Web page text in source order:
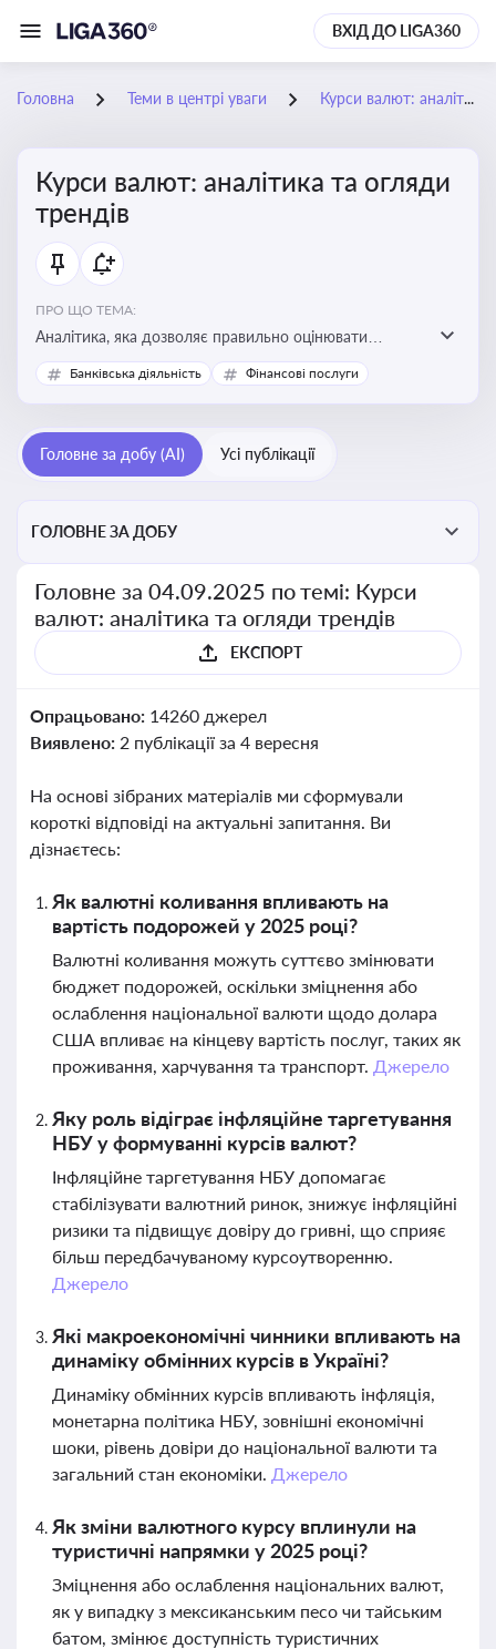
ВХІД ДО LIGA360
Головна Теми в центрі уваги Курси валют: аналітика та огляди трендів
Курси валют: аналітика та огляди
трендів
ПРО ЩО ТЕМА:
Аналітика, яка дозволяє правильно оцінювати
фінансові ризики та планувати витрати. Зміни в
курсах валют можуть вплинути на собівартість
Банківська діяльність Фінансові послуги
Головне за добу (AI) Усі публікації
ГОЛОВНЕ ЗА ДОБУ
Головне за 04.09.2025 по темі: Курси
валют: аналітика та огляди трендів
ЕКСПОРТ
Опрацьовано: 14260 джерел
Виявлено: 2 публікації за 4 вересня
На основі зібраних матеріалів ми сформували
короткі відповіді на актуальні запитання. Ви
дізнаєтесь:
Як валютні коливання впливають на
вартість подорожей у 2025 році?
Валютні коливання можуть суттєво змінювати
бюджет подорожей, оскільки зміцнення або
ослаблення національної валюти щодо долара
США впливає на кінцеву вартість послуг, таких як
проживання, харчування та транспорт. Джерело
Яку роль відіграє інфляційне таргетування
НБУ у формуванні курсів валют?
Інфляційне таргетування НБУ допомагає
стабілізувати валютний ринок, знижує інфляційні
ризики та підвищує довіру до гривні, що сприяє
більш передбачуваному курсоутворенню.
Джерело
Які макроекономічні чинники впливають на
динаміку обмінних курсів в Україні?
Динаміку обмінних курсів впливають інфляція,
монетарна політика НБУ, зовнішні економічні
шоки, рівень довіри до національної валюти та
загальний стан економіки. Джерело
Як зміни валютного курсу вплинули на
туристичні напрямки у 2025 році?
Зміцнення або ослаблення національних валют,
як у випадку з мексиканським песо чи тайським
батом, змінює доступність туристичних